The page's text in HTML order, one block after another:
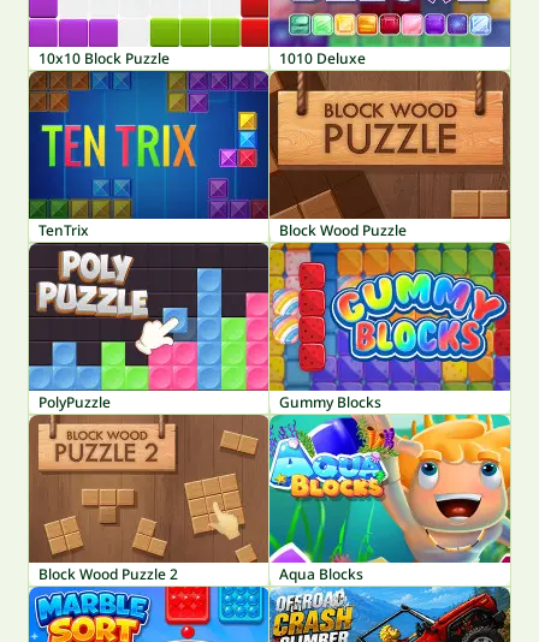
10x10 Block Puzzle 1010 Deluxe
TenTrix Block Wood Puzzle
PolyPuzzle Gummy Blocks
Block Wood Puzzle 2 Aqua Blocks